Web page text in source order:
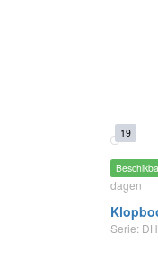
19
dagen
Serie: